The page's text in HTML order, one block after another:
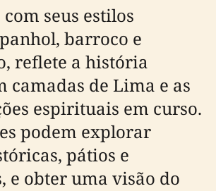
seus estilos
barroco e
reflete a história
camadas de Lima e as
espirituais em curso.
podem explorar
pátios e
e obter uma visão do